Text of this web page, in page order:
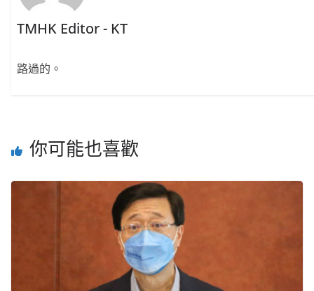
TMHK Editor - KT
路過的。
你可能也喜歡